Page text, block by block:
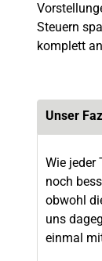
Steuern
komplett
Unser
Wie jeder
noch
obwohl
uns
einmal